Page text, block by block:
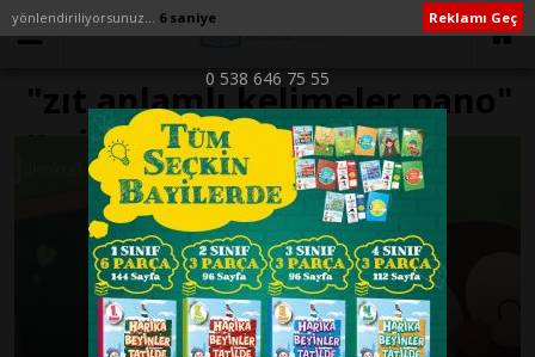
yönlendiriliyorsunuz... 6 saniye Reklamı Geç
0 538 646 75 55
"zıt anlamlı kelimeler pano"
ile İlişikli yazılar